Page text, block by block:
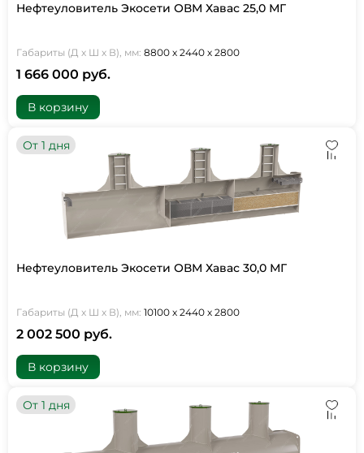
Нефтеуловитель Экосети ОВМ Хавас 25,0 МГ
Габариты (Д х Ш х В), мм: 8800 х 2440 х 2800
1 666 000 руб.
В корзину
От 1 дня
Нефтеуловитель Экосети ОВМ Хавас 30,0 МГ
Габариты (Д х Ш х В), мм: 10100 х 2440 х 2800
2 002 500 руб.
В корзину
От 1 дня